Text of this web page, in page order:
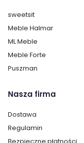
Materiał blatu:
Kolor blatu:
Rozkładany:
Regulacja wysokości:
sweetsit
Meble Halmar
ML Meble
Meble Forte
Puszman
Nasza firma
Dostawa
Regulamin